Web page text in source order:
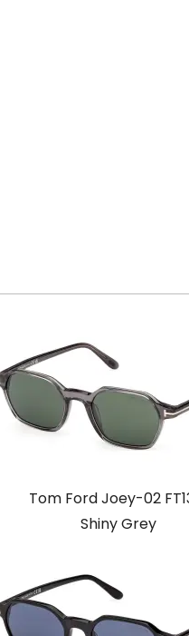
Tom Ford Joey-02
Shiny Grey